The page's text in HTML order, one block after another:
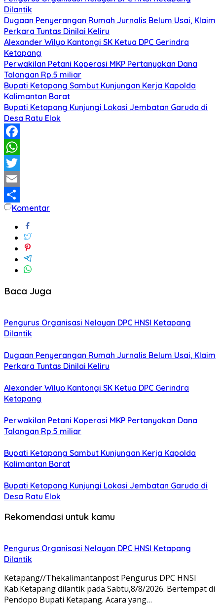
Dilantik
Dugaan Penyerangan Rumah Jurnalis Belum Usai, Klaim
Perkara Tuntas Dinilai Keliru
Alexander Wilyo Kantongi SK Ketua DPC Gerindra
Ketapang
Perwakilan Petani Koperasi MKP Pertanyakan Dana
Talangan Rp.5 miliar
Bupati Ketapang Sambut Kunjungan Kerja Kapolda
Kalimantan Barat
Bupati Ketapang Kunjungi Lokasi Jembatan Garuda di
Desa Ratu Elok
Facebook
WhatsApp
Twitter
Email
Share
Komentar
Baca Juga
Pengurus Organisasi Nelayan DPC HNSI Ketapang
Dilantik
Dugaan Penyerangan Rumah Jurnalis Belum Usai, Klaim
Perkara Tuntas Dinilai Keliru
Alexander Wilyo Kantongi SK Ketua DPC Gerindra
Ketapang
Perwakilan Petani Koperasi MKP Pertanyakan Dana
Talangan Rp.5 miliar
Bupati Ketapang Sambut Kunjungan Kerja Kapolda
Kalimantan Barat
Bupati Ketapang Kunjungi Lokasi Jembatan Garuda di
Desa Ratu Elok
Rekomendasi untuk kamu
Pengurus Organisasi Nelayan DPC HNSI Ketapang
Dilantik
Ketapang//Thekalimantanpost Pengurus DPC HNSI
Kab.Ketapang dilantik pada Sabtu,8/8/2026. Bertempat di
Pendopo Bupati Ketapang. Acara yang…